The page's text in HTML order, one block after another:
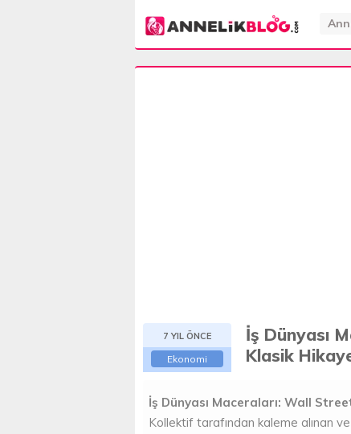
7 YIL ÖNCE
Ekonomi
İş Dünyası
Klasik
İş Dünyası Maceraları: Wall
Kollektif tarafından kaleme alınan